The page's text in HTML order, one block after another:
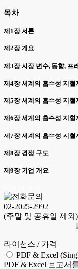
목차
제1장 서론
제2장 개요
제3장 시장 변수, 동향, 프
제4장 세계의 흡수성 지혈
제5장 세계의 흡수성 지혈
제6장 세계의 흡수성 지혈
제7장 세계의 흡수성 지혈
제8장 경쟁 구도
제9장 기업 개요
02-2025-2992
(주말 및 공휴일 제외)
라이선스 / 가격
PDF & Excel
PDF & Excel 보고서